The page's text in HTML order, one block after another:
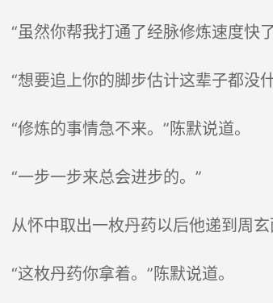
“虽然你帮我打通了经脉修炼速度快
“想要追上你的脚步估计这辈子都没
“修炼的事情急不来。”陈默说道。
“一步一步来总会进步的。”
从怀中取出一枚丹药以后他递到周
“这枚丹药你拿着。”陈默说道。